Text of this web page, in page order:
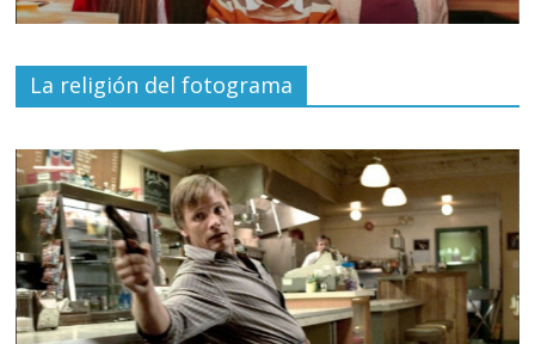
La religión del fotograma